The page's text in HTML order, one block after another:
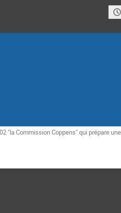
"la Commission Coppens" qui prépare